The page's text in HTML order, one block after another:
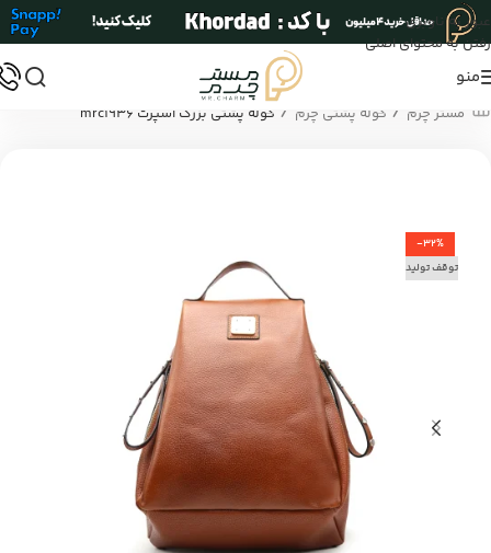
عبور به ناوبری
رفتن به محتوای اصلی
منو
مستر چرم / کوله پشتی چرم / کوله پشتی بزرگ اسپرت mrc1936
-32%
توقف تولید